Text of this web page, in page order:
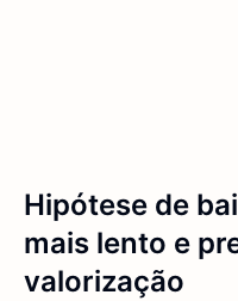
Hipótese de
mais lento e
valorização